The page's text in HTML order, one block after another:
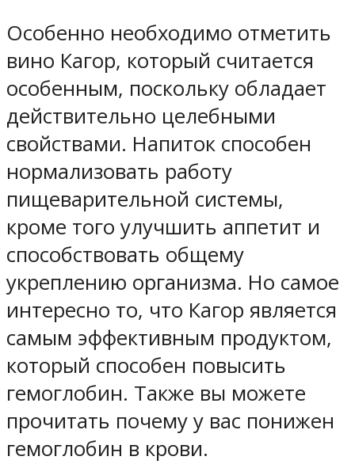
Особенно необходимо отметить
вино Кагор, который считается
особенным, поскольку обладает
действительно целебными
свойствами. Напиток способен
нормализовать работу
пищеварительной системы,
кроме того улучшить аппетит и
способствовать общему
укреплению организма. Но самое
интересно то, что Кагор является
самым эффективным продуктом,
который способен повысить
гемоглобин. Также вы можете
прочитать почему у вас понижен
гемоглобин в крови.